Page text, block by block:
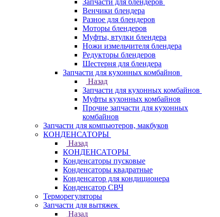
Запчасти для блендеров
Венчики блендера
Разное для блендеров
Моторы блендеров
Муфты, втулки блендера
Ножи измельчителя блендера
Редукторы блендеров
Шестерня для блендера
Запчасти для кухонных комбайнов
Назад
Запчасти для кухонных комбайнов
Муфты кухонных комбайнов
Прочие запчасти для кухонных
комбайнов
Запчасти для компьютеров, макбуков
КОНДЕНСАТОРЫ
Назад
КОНДЕНСАТОРЫ
Конденсаторы пусковые
Конденсаторы квадратные
Конденсатор для кондиционера
Конденсатор СВЧ
Терморегуляторы
Запчасти для вытяжек
Назад